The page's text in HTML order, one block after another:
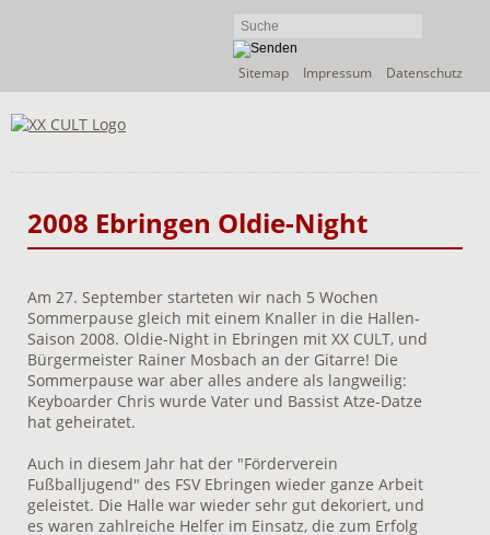
Navigation
Sitemap Impressum Datenschutz
2008 Ebringen Oldie-Night
Am 27. September starteten wir nach 5 Wochen
Sommerpause gleich mit einem Knaller in die Hallen-
Saison 2008. Oldie-Night in Ebringen mit XX CULT, und
Bürgermeister Rainer Mosbach an der Gitarre! Die
Sommerpause war aber alles andere als langweilig:
Keyboarder Chris wurde Vater und Bassist Atze-Datze
hat geheiratet.
Auch in diesem Jahr hat der "Förderverein
Fußballjugend" des FSV Ebringen wieder ganze Arbeit
geleistet. Die Halle war wieder sehr gut dekoriert, und
es waren zahlreiche Helfer im Einsatz, die zum Erfolg